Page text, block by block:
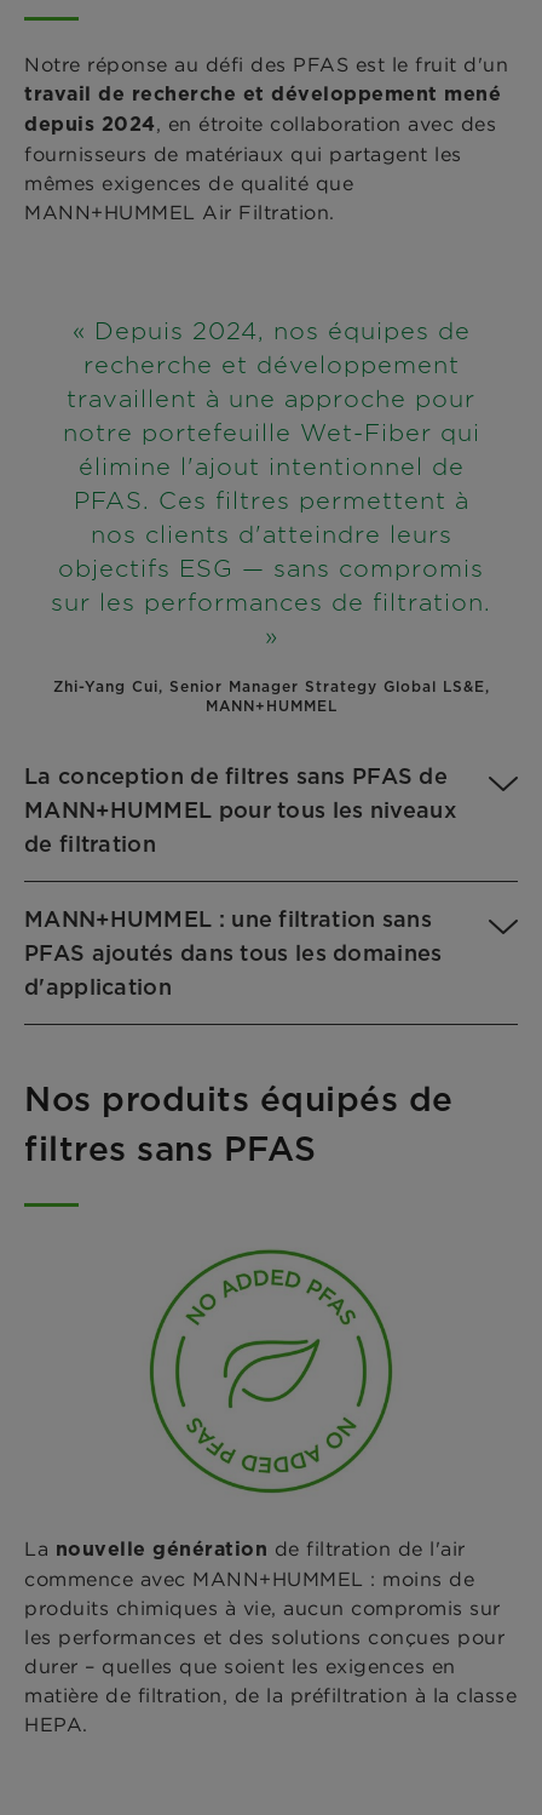
Notre réponse au défi des PFAS est le fruit d'un
travail de recherche et développement mené
depuis 2024, en étroite collaboration avec des
fournisseurs de matériaux qui partagent les
mêmes exigences de qualité que
MANN+HUMMEL Air Filtration.
« Depuis 2024, nos équipes de
recherche et développement
travaillent à une approche pour
notre portefeuille Wet-Fiber qui
élimine l'ajout intentionnel de
PFAS. Ces filtres permettent à
nos clients d'atteindre leurs
objectifs ESG — sans compromis
sur les performances de filtration.
»
Zhi-Yang Cui, Senior Manager Strategy Global LS&E,
MANN+HUMMEL
La conception de filtres sans PFAS de
MANN+HUMMEL pour tous les niveaux
de filtration
MANN+HUMMEL : une filtration sans
PFAS ajoutés dans tous les domaines
d'application
Nos produits équipés de
filtres sans PFAS
La nouvelle génération de filtration de l'air
commence avec MANN+HUMMEL : moins de
produits chimiques à vie, aucun compromis sur
les performances et des solutions conçues pour
durer – quelles que soient les exigences en
matière de filtration, de la préfiltration à la classe
HEPA.